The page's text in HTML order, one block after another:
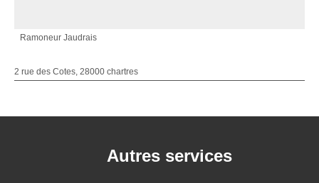
Ramoneur Jaudrais
2 rue des Cotes, 28000 chartres
Autres services